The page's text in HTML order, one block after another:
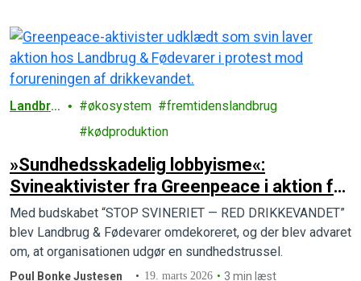
Landbru
økosystem
fremtidenslandbrug
kødproduktion
»Sundhedsskadelig lobbyisme«:
Svineaktivister fra Greenpeace i aktion for
det danske drikkevand
Med budskabet “STOP SVINERIET — RED DRIKKEVANDET”
blev Landbrug & Fødevarer omdekoreret, og der blev advaret
om, at organisationen udgør en sundhedstrussel.
Poul Bonke Justesen 19. marts 2026 3 min læst